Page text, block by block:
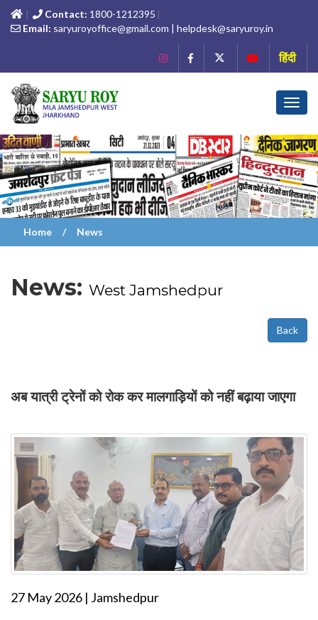
Contact: 1800-1212395
Email: saryuroyoffice@gmail.com | helpdesk@saryuroy.in
हिंदी
Home News
News: West Jamshedpur
Back
अब यात्री ट्रेनों को रोक कर मालगाड़ियों को नहीं बढ़ाया जाएगा
27 May 2026 | Jamshedpur